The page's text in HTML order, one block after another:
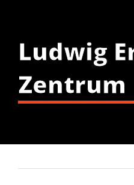
Ludwig
Zentrum